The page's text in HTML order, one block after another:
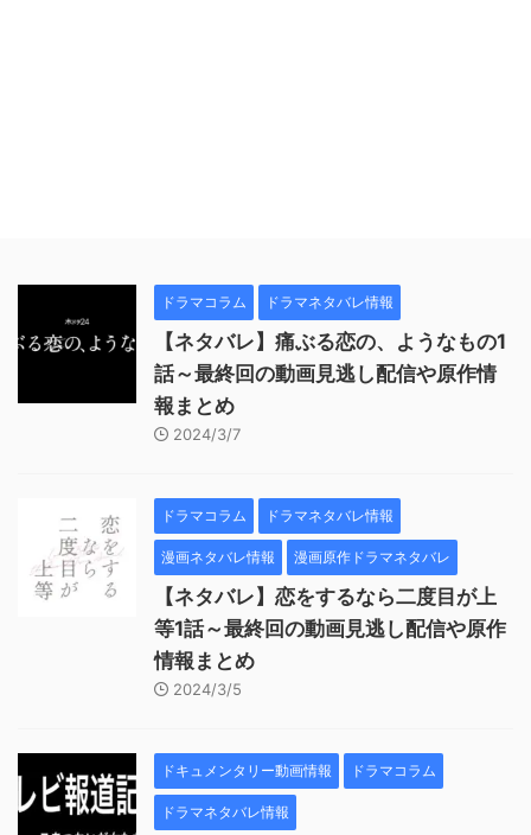
ドラマコラム ドラマネタバレ情報
【ネタバレ】痛ぶる恋の、ようなもの1
話～最終回の動画見逃し配信や原作情
報まとめ
2024/3/7
ドラマコラム ドラマネタバレ情報
漫画ネタバレ情報 漫画原作ドラマネタバレ
【ネタバレ】恋をするなら二度目が上
等1話～最終回の動画見逃し配信や原作
情報まとめ
2024/3/5
ドキュメンタリー動画情報 ドラマコラム
ドラマネタバレ情報